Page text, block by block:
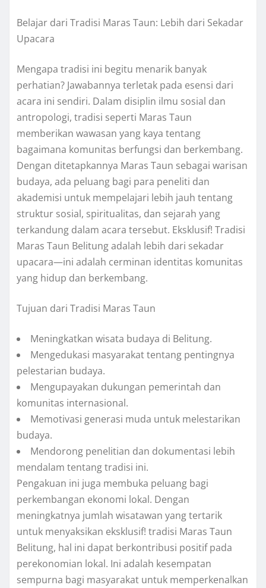
Belajar dari Tradisi Maras Taun: Lebih dari Sekadar
Upacara
Mengapa tradisi ini begitu menarik banyak
perhatian? Jawabannya terletak pada esensi dari
acara ini sendiri. Dalam disiplin ilmu sosial dan
antropologi, tradisi seperti Maras Taun
memberikan wawasan yang kaya tentang
bagaimana komunitas berfungsi dan berkembang.
Dengan ditetapkannya Maras Taun sebagai warisan
budaya, ada peluang bagi para peneliti dan
akademisi untuk mempelajari lebih jauh tentang
struktur sosial, spiritualitas, dan sejarah yang
terkandung dalam acara tersebut. Eksklusif! Tradisi
Maras Taun Belitung adalah lebih dari sekadar
upacara—ini adalah cerminan identitas komunitas
yang hidup dan berkembang.
Tujuan dari Tradisi Maras Taun
Meningkatkan wisata budaya di Belitung.
Mengedukasi masyarakat tentang pentingnya
pelestarian budaya.
Mengupayakan dukungan pemerintah dan
komunitas internasional.
Memotivasi generasi muda untuk melestarikan
budaya.
Mendorong penelitian dan dokumentasi lebih
mendalam tentang tradisi ini.
Pengakuan ini juga membuka peluang bagi
perkembangan ekonomi lokal. Dengan
meningkatnya jumlah wisatawan yang tertarik
untuk menyaksikan eksklusif! tradisi Maras Taun
Belitung, hal ini dapat berkontribusi positif pada
perekonomian lokal. Ini adalah kesempatan
sempurna bagi masyarakat untuk memperkenalkan